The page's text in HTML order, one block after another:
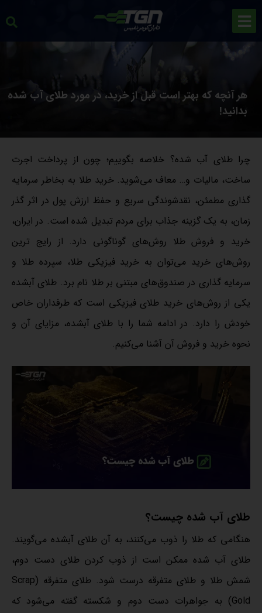
هر آنچه که بهتر است قبل از خرید، در مورد طلای آب شده
بدانید!
چرا طلای آب شده؟ خلاصه بگوییم؛ چون از پرداخت اجرت
ساخت، مالیات و… معاف می‌شوید. خرید طلا به بخاطر سرمایه
گذاری مطمئن، نقدشوندگی سریع و حفظ ارزش پول در اثر گذر
زمان، به یک گزینه جذاب برای مردم تبدیل شده است. در ایران،
خرید و فروش طلا روش‌های گوناگونی دارد. از رایج ترین
روش‌های خرید می‌توان به خرید فیزیکی طلا، سپرده طلا و
سرمایه گذاری در صندوق‌های مبتنی بر طلا نام برد. طلای آبشده
یکی از روش‌های خرید طلای فیزیکی است که طرفداران خاص
خودش را دارد. در ادامه شما را با طلای آبشده، مزایای آن و
نحوه خرید و فروش آن آشنا می‌کنیم.
طلای آب شده چیست؟
هنگامی که طلا را ذوب می‌کنند، به آن طلای آبشده می‌گویند.
طلای آب شده ممکن است از ذوب کردن طلای دست دوم،
شمش طلا و طلای متفرقه درست شود. طلای متفرقه (Scrap
Gold) به جواهرات دست دوم و شکسته گفته می‌شود که